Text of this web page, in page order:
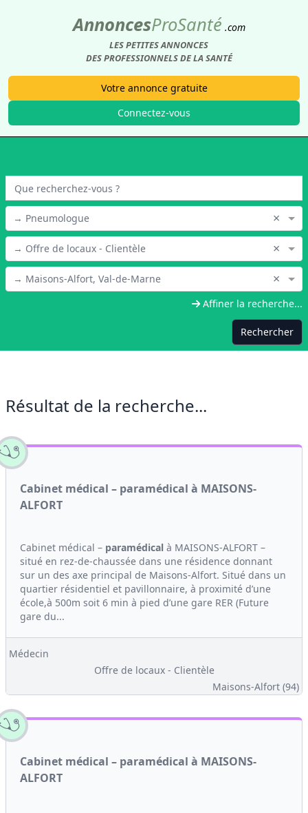
AnnoncesProSanté .com
LES PETITES ANNONCES
DES PROFESSIONNELS DE LA SANTÉ
Votre annonce gratuite
Connectez-vous
→ Pneumologue ×
→ Offre de locaux - Clientèle ×
→ Maisons-Alfort, Val-de-Marne ×
Affiner la recherche...
Rechercher
Résultat de la recherche...
Cabinet médical – paramédical à MAISONS-
ALFORT
Cabinet médical – paramédical à MAISONS-ALFORT –
situé en rez-de-chaussée dans une résidence donnant
sur un des axe principal de Maisons-Alfort. Situé dans un
quartier résidentiel et pavillonnaire, à proximité d’une
école,à 500m soit 6 min à pied d’une gare RER (Future
gare du...
Médecin
Offre de locaux - Clientèle
Maisons-Alfort (94)
Cabinet médical – paramédical à MAISONS-
ALFORT